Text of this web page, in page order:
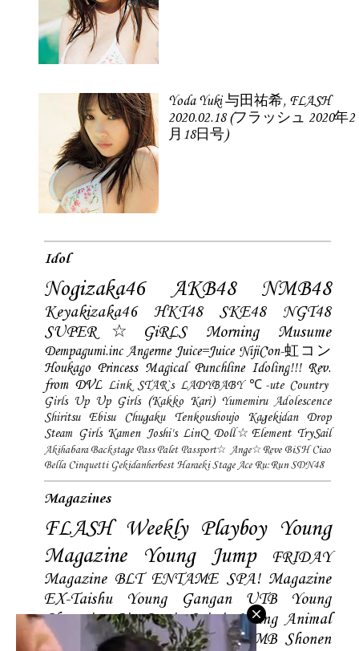
Yoda Yuki 与田祐希, FLASH
2020.02.18 (フラッシュ 2020年2
月18日号)
Idol
Nogizaka46 AKB48 NMB48
Keyakizaka46 HKT48 SKE48
NGT48
SUPER☆GiRLS
Morning Musume
Dempagumi.inc Angerme Juice=Juice NijiCon-虹コン
Houkago Princess Magical Punchline Idoling!!! Rev.
from DVL Link STAR`s LADYBABY ℃-ute Country
Girls Up Up Girls (Kakko Kari) Yumemiru Adolescence
Shiritsu Ebisu Chugaku
Tenkoushoujo Kagekidan
Drop
Steam Girls Kamen Joshi's LinQ Doll☆Element TrySail
Akihabara Backstage Pass Palet Passport☆ Ange☆Reve BiSH Ciao
Bella Cinquetti Gekidanherbest Haraeki Stage Ace Ru:Run SDN48
Magazines
FLASH Weekly Playboy Young
Magazine
Young Jump
FRIDAY
Magazine BLT ENTAME SPA! Magazine
EX-Taishu
Young Gangan UTB
Young
Champion Big Comic Spirtis Young Animal
Shonen Magazine BUBKA BOMB Shonen